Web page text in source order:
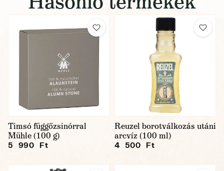
Timsó függőzsinórral
Mühle (100 g)
5 990 Ft
Reuzel borotválkozás utáni
arcvíz (100 ml)
4 500 Ft